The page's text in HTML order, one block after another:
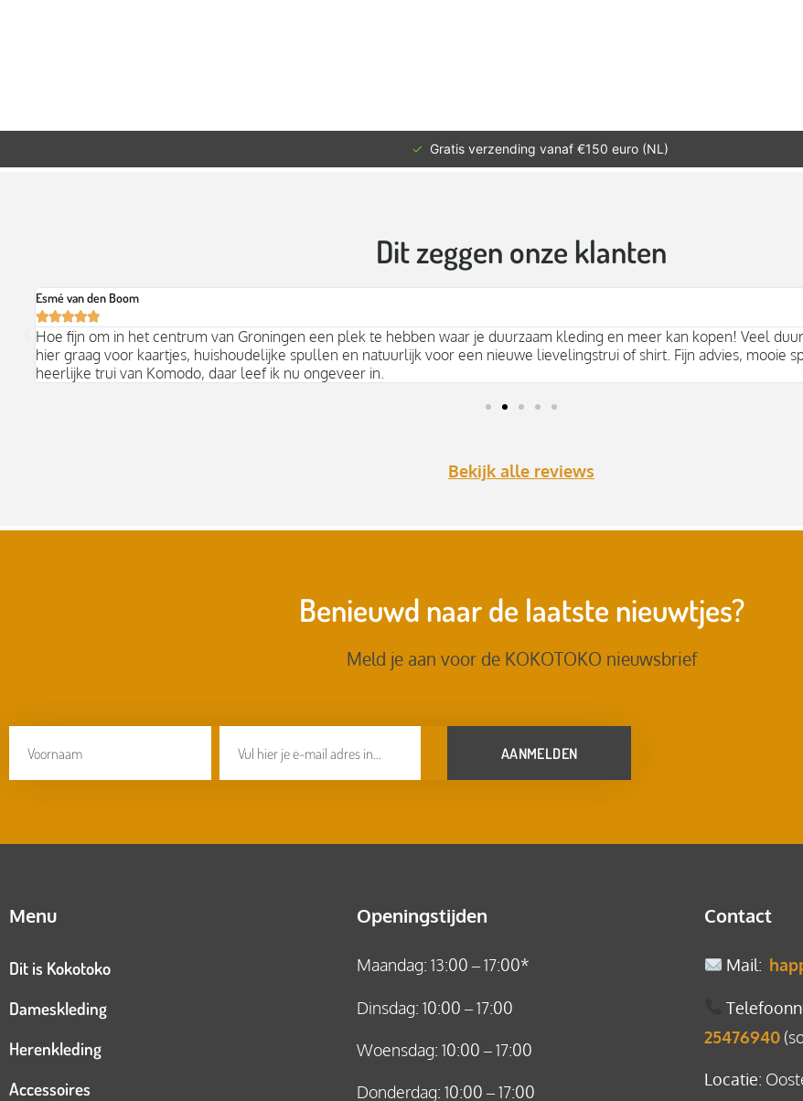
Gratis verzending vanaf €150 euro (NL)
Dit zeggen onze klanten
Esmé van den Boom

Hoe fijn om in het centrum van Groningen een plek te hebben waar je duurzaam kleding en meer kan kopen! Veel
hier graag voor kaartjes, huishoudelijke spullen en natuurlijk voor een nieuwe lievelingstrui of shirt. Fijn advies, mooie
heerlijke trui van Komodo, daar leef ik nu ongeveer in.
Bekijk alle reviews
Benieuwd naar de laatste nieuwtjes?
Meld je aan voor de KOKOTOKO nieuwsbrief
AANMELDEN
Menu
Dit is Kokotoko
Dameskleding
Herenkleding
Accessoires
Openingstijden
Maandag: 13:00 – 17:00*
Dinsdag: 10:00 – 17:00
Woensdag: 10:00 – 17:00
Donderdag: 10:00 – 17:00
Contact
Mail:
25476940
Locatie: